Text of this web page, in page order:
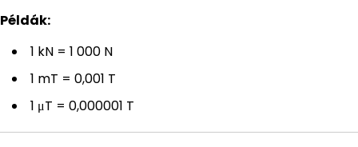
Példák:
1 kN = 1 000 N
1 mT = 0,001 T
1 μT = 0,000001 T